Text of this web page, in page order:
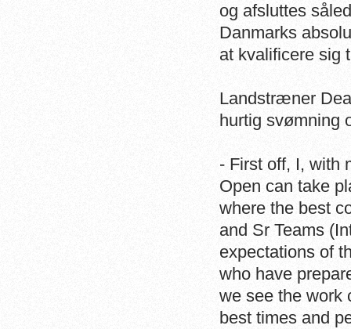
og afsluttes
Danmarks
at kvalificere sig
Landstræner
hurtig svømning
- First off, I, with
Open can take
where the best
and Sr Teams
expectations of
who have
we see the work
best times and